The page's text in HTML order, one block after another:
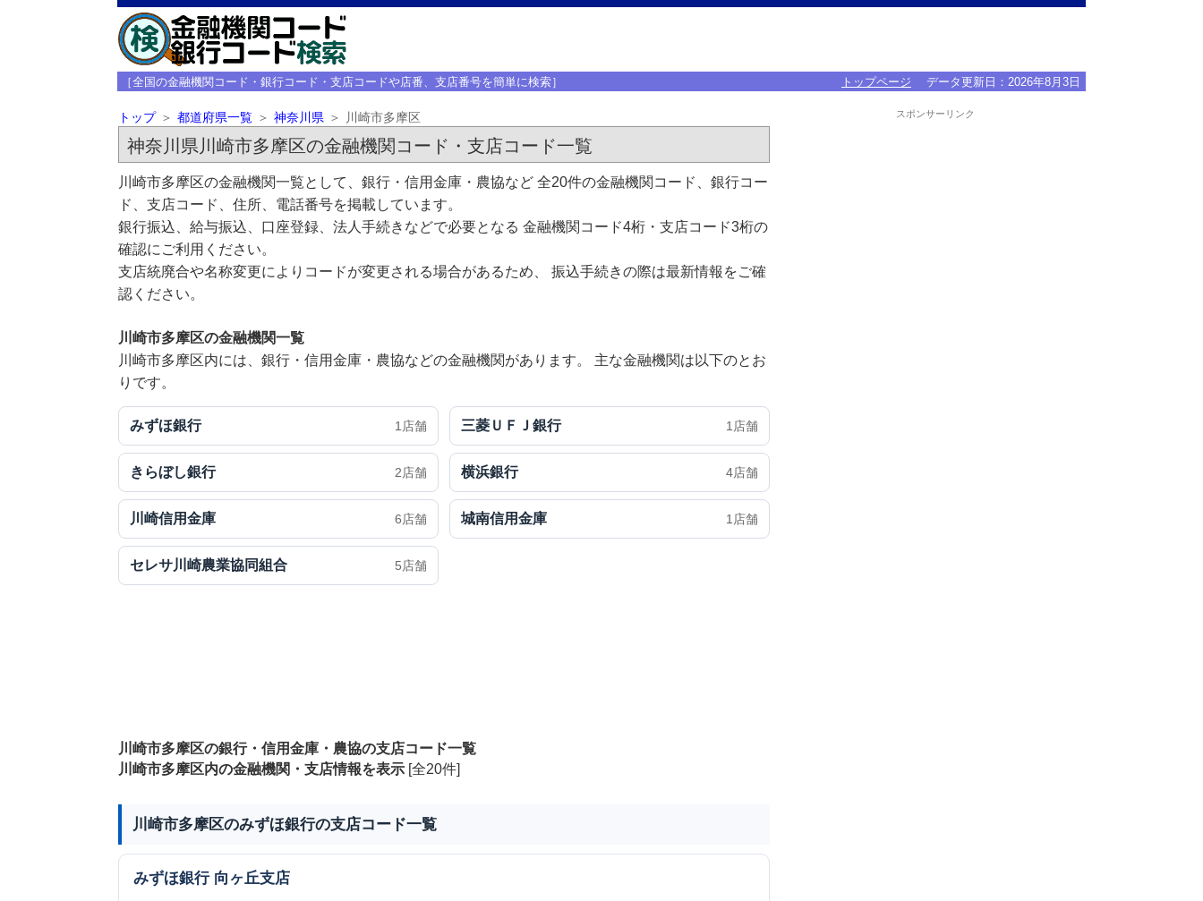
［全国の金融機関コード・銀行コード・支店コードや店番、支店番号を簡単に検索］ トップページ データ更新日： 2026年8月3日
トップ 都道府県一覧 神奈川県 川崎市多摩区
神奈川県川崎市多摩区の金融機関コード・支店コード一覧
川崎市多摩区の金融機関一覧として、銀行・信用金庫・農協など 全20件の金融機関コード、銀行コー
ド、支店コード、住所、電話番号を掲載しています。
銀行振込、給与振込、口座登録、法人手続きなどで必要となる 金融機関コード4桁・支店コード3桁の
確認にご利用ください。
支店統廃合や名称変更によりコードが変更される場合があるため、 振込手続きの際は最新情報をご確
認ください。
川崎市多摩区の金融機関一覧
川崎市多摩区内には、銀行・信用金庫・農協などの金融機関があります。 主な金融機関は以下のとお
りです。
みずほ銀行 1店舗 三菱ＵＦＪ銀行 1店舗
きらぼし銀行 2店舗 横浜銀行 4店舗
川崎信用金庫 6店舗 城南信用金庫 1店舗
セレサ川崎農業協同組合 5店舗
川崎市多摩区の銀行・信用金庫・農協の支店コード一覧
川崎市多摩区内の金融機関・支店情報を表示[全20件]
川崎市多摩区のみずほ銀行の支店コード一覧
みずほ銀行 向ヶ丘支店
スポンサーリンク